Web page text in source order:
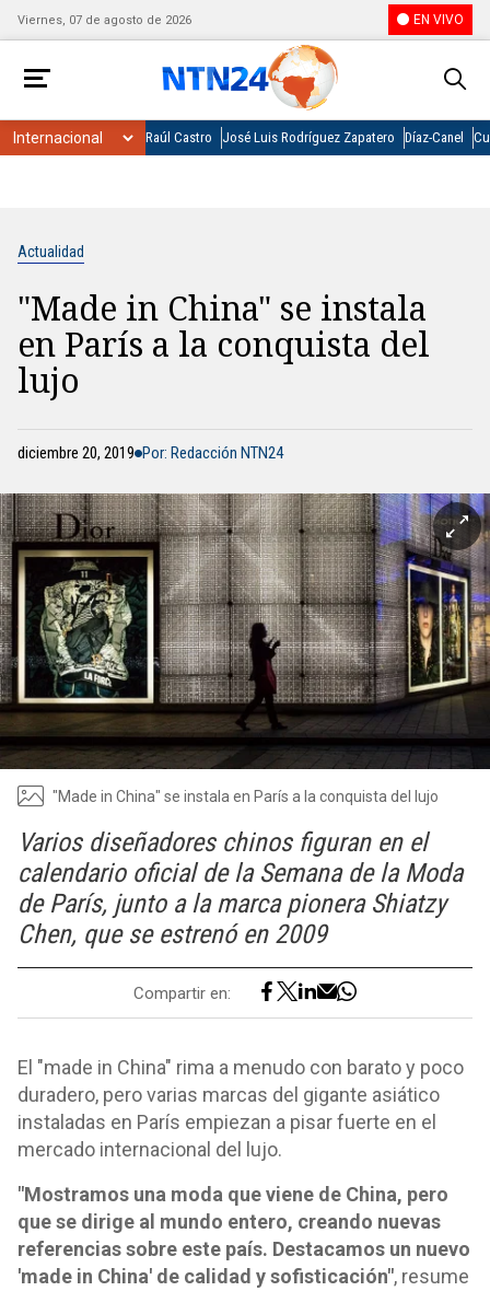
Viernes, 07 de agosto de 2026 EN VIVO
Raúl Castro José Luis Rodríguez Zapatero Díaz-Canel
Actualidad
"Made in China" se instala
en París a la conquista del
lujo
diciembre 20, 2019 Por: Redacción NTN24
"Made in China" se instala en París a la conquista del lujo
Varios diseñadores chinos figuran en el
calendario oficial de la Semana de la Moda
de París, junto a la marca pionera Shiatzy
Chen, que se estrenó en 2009
Compartir en:
El "made in China" rima a menudo con barato y poco
duradero, pero varias marcas del gigante asiático
instaladas en París empiezan a pisar fuerte en el
mercado internacional del lujo.
"Mostramos una moda que viene de China, pero
que se dirige al mundo entero, creando nuevas
referencias sobre este país. Destacamos un nuevo
'made in China' de calidad y sofisticación", resume